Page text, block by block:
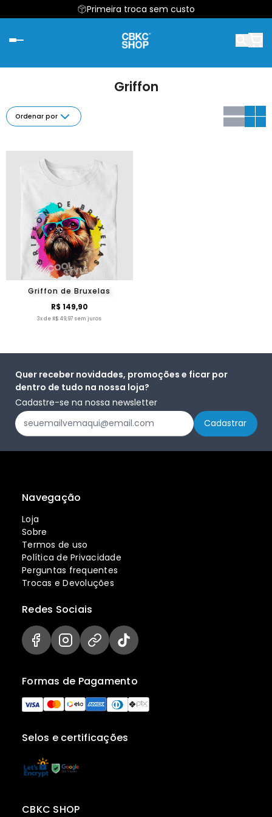
Primeira troca sem custo
Griffon
Ordenar por
Griffon de Bruxelas
R$ 149,90
3x de R$ 49,97 sem juros
Quer receber novidades, promoções e ficar por
dentro de tudo na nossa loja?
Cadastre-se na nossa newsletter
Navegação
Loja
Sobre
Termos de uso
Política de Privacidade
Perguntas frequentes
Trocas e Devoluções
Selos e certificações
Formas de Pagamento
Redes Sociais
CBKC SHOP